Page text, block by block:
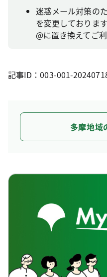
迷惑メール対策の
を変更しておりま
@に置き換えてご
記事ID：003-001-
多摩地域